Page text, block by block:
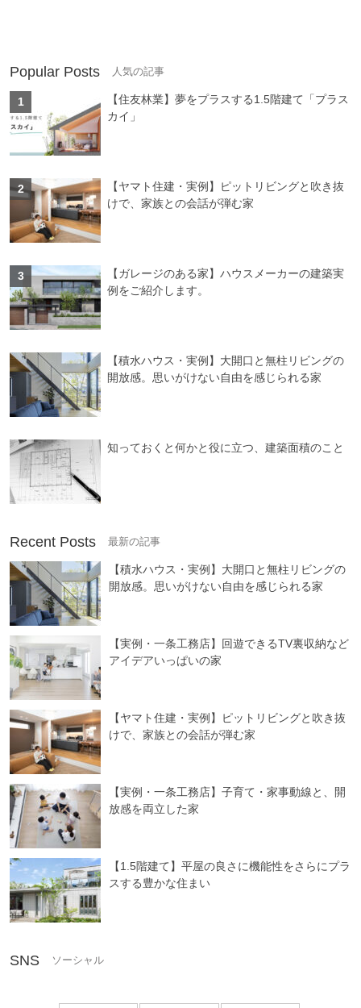
Popular Posts
【住友林業】夢をプラスする1.5階建て「プラス
カイ」
【ヤマト住建・実例】ピットリビングと吹き抜
けで、家族との会話が弾む家
【ガレージのある家】ハウスメーカーの建築実
例をご紹介します。
【積水ハウス・実例】大開口と無柱リビングの
開放感。思いがけない自由を感じられる家
知っておくと何かと役に立つ、建築面積のこと
Recent Posts
【積水ハウス・実例】大開口と無柱リビングの
開放感。思いがけない自由を感じられる家
【実例・一条工務店】回遊できるTV裏収納など
アイデアいっぱいの家
【ヤマト住建・実例】ピットリビングと吹き抜
けで、家族との会話が弾む家
【実例・一条工務店】子育て・家事動線と、開
放感を両立した家
【1.5階建て】平屋の良さに機能性をさらにプラ
スする豊かな住まい
SNS